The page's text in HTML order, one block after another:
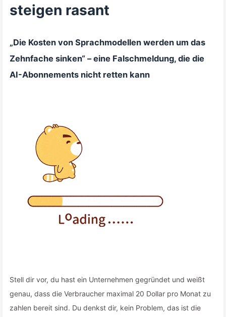
steigen rasant
„Die Kosten von Sprachmodellen werden um das
Zehnfache sinken“ – eine Falschmeldung, die die
AI-Abonnements nicht retten kann
Stell dir vor, du hast ein Unternehmen gegründet und weißt
genau, dass die Verbraucher maximal 20 Dollar pro Monat zu
zahlen bereit sind. Du denkst dir, kein Problem, das ist die